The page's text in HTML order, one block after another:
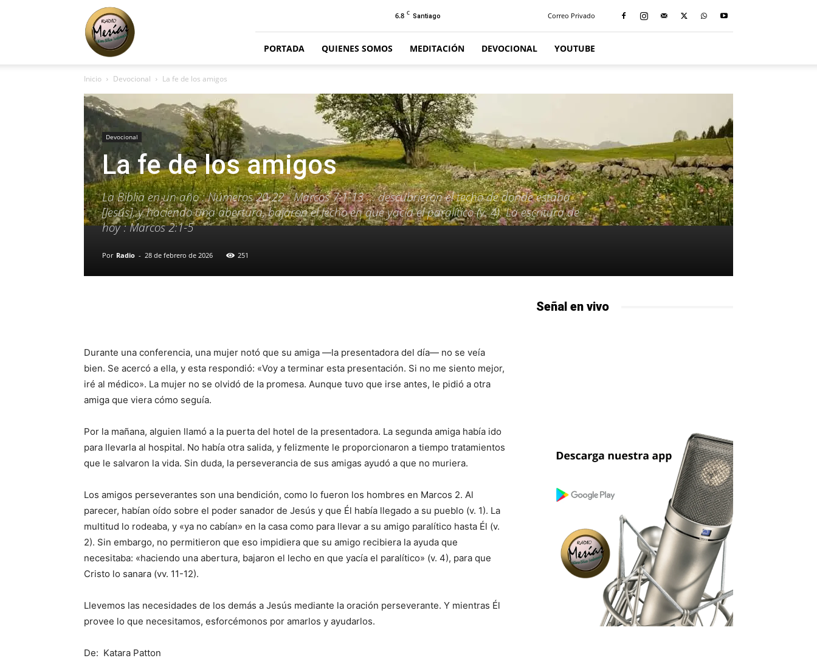
Radio
Mesías
6.8 C Santiago Correo Privado
PORTADA QUIENES SOMOS MEDITACIÓN DEVOCIONAL YOUTUBE
Inicio Devocional La fe de los amigos
Devocional
La fe de los amigos
La Biblia en un año : Números 20-22 - Marcos 7:1-13 … descubrieron el techo de donde estaba
[Jesús], y haciendo una abertura, bajaron el lecho en que yacía el paralítico (v. 4). La escritura de
hoy : Marcos 2:1-5
Por Radio - 28 de febrero de 2026 251
Durante una conferencia, una mujer notó que su amiga —la presentadora del día— no se veía
bien. Se acercó a ella, y esta respondió: «Voy a terminar esta presentación. Si no me siento mejor,
iré al médico». La mujer no se olvidó de la promesa. Aunque tuvo que irse antes, le pidió a otra
amiga que viera cómo seguía.
Por la mañana, alguien llamó a la puerta del hotel de la presentadora. La segunda amiga había ido
para llevarla al hospital. No había otra salida, y felizmente le proporcionaron a tiempo tratamientos
que le salvaron la vida. Sin duda, la perseverancia de sus amigas ayudó a que no muriera.
Los amigos perseverantes son una bendición, como lo fueron los hombres en Marcos 2. Al
parecer, habían oído sobre el poder sanador de Jesús y que Él había llegado a su pueblo (v. 1). La
multitud lo rodeaba, y «ya no cabían» en la casa como para llevar a su amigo paralítico hasta Él (v.
2). Sin embargo, no permitieron que eso impidiera que su amigo recibiera la ayuda que
necesitaba: «haciendo una abertura, bajaron el lecho en que yacía el paralítico» (v. 4), para que
Cristo lo sanara (vv. 11-12).
Llevemos las necesidades de los demás a Jesús mediante la oración perseverante. Y mientras Él
provee lo que necesitamos, esforcémonos por amarlos y ayudarlos.
De: Katara Patton
Señal en vivo